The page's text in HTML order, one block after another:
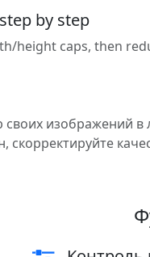
by step
height caps, then
своих изображений
скорректируйте